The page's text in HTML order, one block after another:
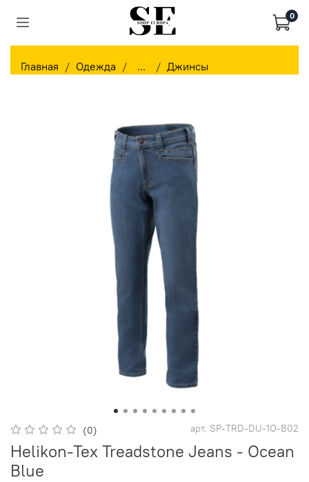
0
Главная Одежда ... Джинсы
(0) арт. SP-TRD-DU-1O-B02
Helikon-Tex Treadstone Jeans - Ocean
Blue